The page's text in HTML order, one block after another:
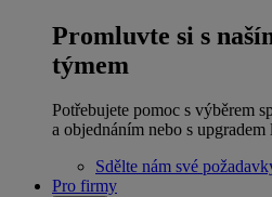
Promluvte si s
týmem
Potřebujete pomoc s výběrem
a objednáním nebo s upgradem
Sdělte nám své
Pro firmy